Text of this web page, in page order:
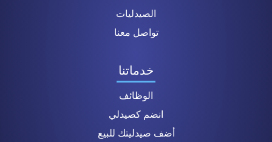
الصيدليات
تواصل معنا
خدماتنا
الوظائف
انضم كصيدلي
أضف صيدليتك للبيع